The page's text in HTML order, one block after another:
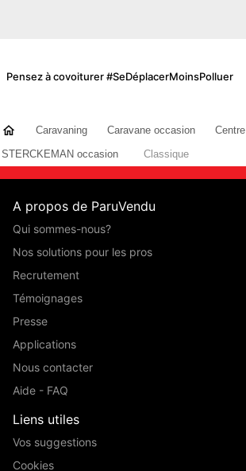
Pensez à covoiturer #SeDéplacerMoinsPolluer
Caravaning Caravane occasion
Centre
STERCKEMAN occasion
Classique
A propos de ParuVendu
Qui sommes-nous?
Nos solutions pour les pros
Recrutement
Témoignages
Presse
Applications
Nous contacter
Aide - FAQ
Liens utiles
Vos suggestions
Cookies